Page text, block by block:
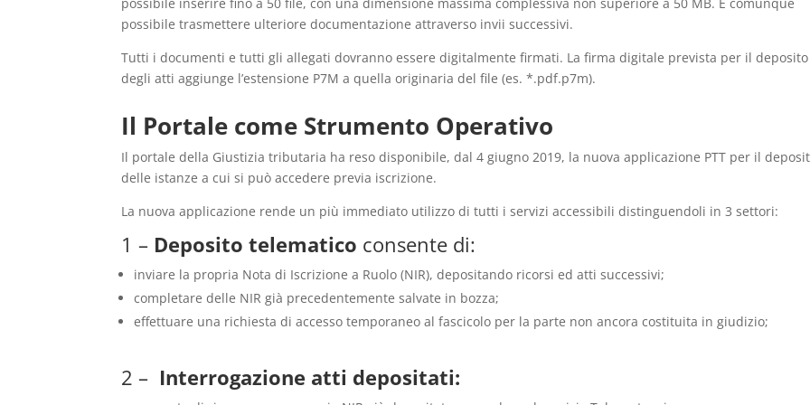
possibile trasmettere ulteriore documentazione attraverso invii successivi.
Tutti i documenti e tutti gli allegati dovranno essere digitalmente firmati. La firma digitale prevista per il deposito
degli atti aggiunge l’estensione P7M a quella originaria del file (es. *.pdf.p7m).
Il Portale come Strumento Operativo
Il portale della Giustizia tributaria ha reso disponibile, dal 4 giugno 2019, la nuova applicazione PTT per il
delle istanze a cui si può accedere previa iscrizione.
La nuova applicazione rende un più immediato utilizzo di tutti i servizi accessibili distinguendoli in 3 settori:
1 – Deposito telematico consente di:
inviare la propria Nota di Iscrizione a Ruolo (NIR), depositando ricorsi ed atti successivi;
completare delle NIR già precedentemente salvate in bozza;
effettuare una richiesta di accesso temporaneo al fascicolo per la parte non ancora costituita in giudizio;
2 – Interrogazione atti depositati: